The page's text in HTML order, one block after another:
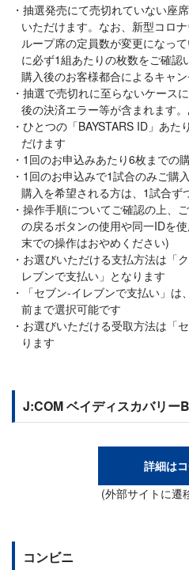
抽選発売にて売切れていない座
いただけます。なお、新型コロ
ループ席の定員数が変更になっ
に必ず1組あたりの枚数をご確
購入後のお客様都合によるキャ
抽選で売切れに至らないケース
後の決済エラー等が含まれます
ひとつの「BAYSTARS ID」あた
だけます
1回のお申込みあたり6枚までの
1回のお申込みで1試合のみご購
購入を希望される方は、1試合ず
操作手順についてご確認の上、
の戻るボタンの使用や同一IDを
末での操作はおやめください)
お選びいただける支払方法は「
レブンで支払い」となります
「セブン-イレブンで支払い」
前まで選択可能です
お選びいただける受取方法は「
ります
J:COM ベイディスカバリー
詳細は
(外部サイトに遷
コンビニ